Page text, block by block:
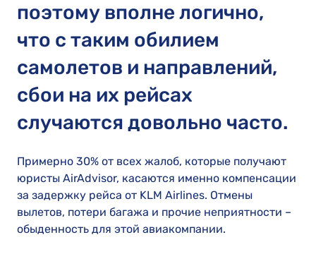
поэтому вполне логично,
что с таким обилием
самолетов и направлений,
сбои на их рейсах
случаются довольно часто.
Примерно 30% от всех жалоб, которые получают
юристы AirAdvisor, касаются именно компенсации
за задержку рейса от KLM Airlines. Отмены
вылетов, потери багажа и прочие неприятности –
обыденность для этой авиакомпании.